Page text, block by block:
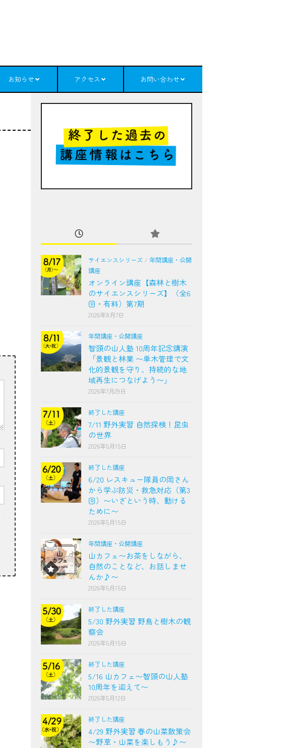
お知らせ アクセス お問い合わせ
サイエンスシリーズ / 年間講座・公開
講座
オンライン講座【森林と樹木
のサイエンスシリーズ】（全6
回・有料）第7期
2026年8月7日
年間講座・公開講座
智頭の山人塾 10周年記念講演
「景観と林業 〜単木管理で文
化的景観を守り、持続的な地
域再生につなげよう〜」
2026年7月29日
終了した講座
7/11 野外実習 自然探検！昆虫
の世界
2026年5月15日
終了した講座
6/20 レスキュー隊員の岡さん
から学ぶ防災・救急対応（第3
回）〜いざという時、動ける
ために〜
2026年5月15日
年間講座・公開講座
山カフェ〜お茶をしながら、
自然のことなど、お話しませ
んか♪〜
2026年5月15日
終了した講座
5/30 野外実習 野鳥と樹木の観
察会
2026年5月15日
終了した講座
5/16 山カフェ〜智頭の山人塾
10周年を迎えて〜
2026年5月12日
終了した講座
4/29 野外実習 春の山菜散策会
〜野草・山菜を楽しもう♪〜